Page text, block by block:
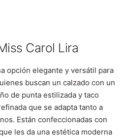
Carol Lira
opción elegante y versátil para
buscan un calzado con un
de punta estilizada y taco
que se adapta tanto a
Están confeccionadas con
les da una estética moderna